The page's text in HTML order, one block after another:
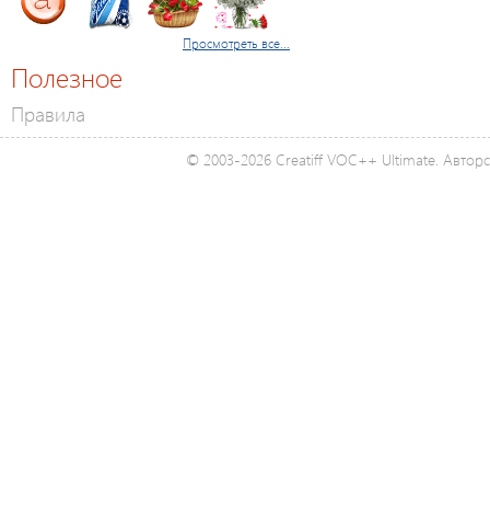
Просмотреть все...
Полезное
Правила
© 2003-2026 Creatiff VOC++ Ultimate.